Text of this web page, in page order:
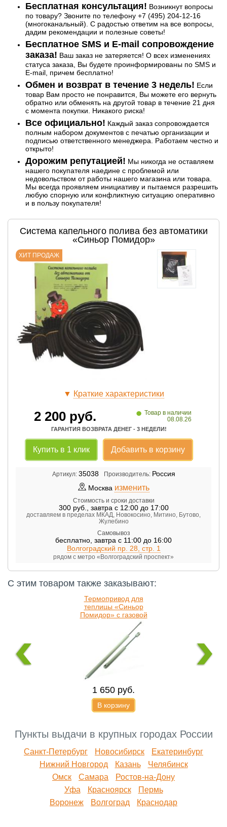
Бесплатная консультация! Возникнут вопросы
по товару? Звоните по телефону +7 (495) 204-12-16
(многоканальный). С радостью ответим на все вопросы,
дадим рекомендации и полезные советы!
Бесплатное SMS и E-mail сопровождение
заказа! Ваш заказ не затеряется! О всех изменениях
статуса заказа, Вы будете проинформированы по SMS и
E-mail, причем бесплатно!
Обмен и возврат в течение 3 недель! Если
товар Вам просто не понравится, Вы можете его вернуть
обратно или обменять на другой товар в течение 21 дня
с момента покупки. Никакого риска!
Все официально! Каждый заказ сопровождается
полным набором документов с печатью организации и
подписью ответственного менеджера. Работаем честно и
открыто!
Дорожим репутацией! Мы никогда не оставляем
нашего покупателя наедине с проблемой или
недовольством от работы нашего магазина или товара.
Мы всегда проявляем инициативу и пытаемся разрешить
любую спорную или конфликтную ситуацию оперативно
и в пользу покупателя!
Система капельного полива без автоматики
«Синьор Помидор»
ХИТ ПРОДАЖ
▼ Краткие характеристики
2 200 руб. • Товар в наличии
08.08.26
ГАРАНТИЯ ВОЗВРАТА ДЕНЕГ - 3 НЕДЕЛИ!
Купить в 1 клик Добавить в корзину
Артикул: 35038 Производитель: Россия
Москва изменить
Стоимость и сроки доставки
300руб., завтра с 12:00 до 17:00
доставляем в пределах МКАД, Новокосино, Митино, Бутово,
Жулебино
Самовывоз
бесплатно, завтра с 11:00 до 16:00
Волгоградский пр. 28, стр. 1
рядом с метро «Волгоградский проспект»
С этим товаром также заказывают:
Термопривод для
теплицы «Синьор
Помидор» с газовой
пружиной-доводчиком
1 650 руб.
В корзину
Пункты выдачи в крупных городах России
Санкт-Петербург Новосибирск
Екатеринбург
Нижний Новгород
Казань
Челябинск
Омск
Самара
Ростов-на-Дону
Уфа
Красноярск
Пермь
Воронеж
Волгоград Краснодар